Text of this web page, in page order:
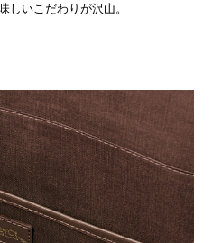
しいこだわりが沢山。